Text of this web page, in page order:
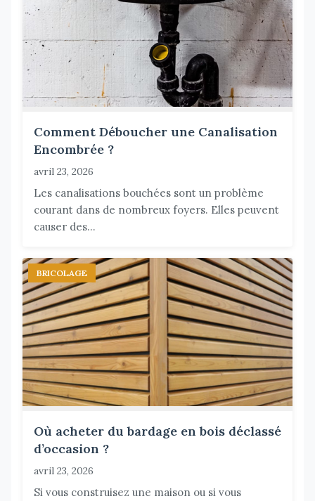
Comment Déboucher une Canalisation
Encombrée ?
avril 23, 2026
Les canalisations bouchées sont un problème
courant dans de nombreux foyers. Elles peuvent
causer des...
BRICOLAGE
Où acheter du bardage en bois déclassé
d’occasion ?
avril 23, 2026
Si vous construisez une maison ou si vous